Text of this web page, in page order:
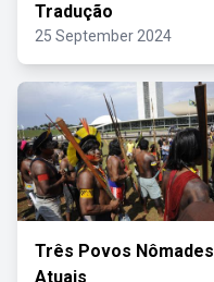
Tradução
25 September 2024
Três Povos Nômades
Atuais